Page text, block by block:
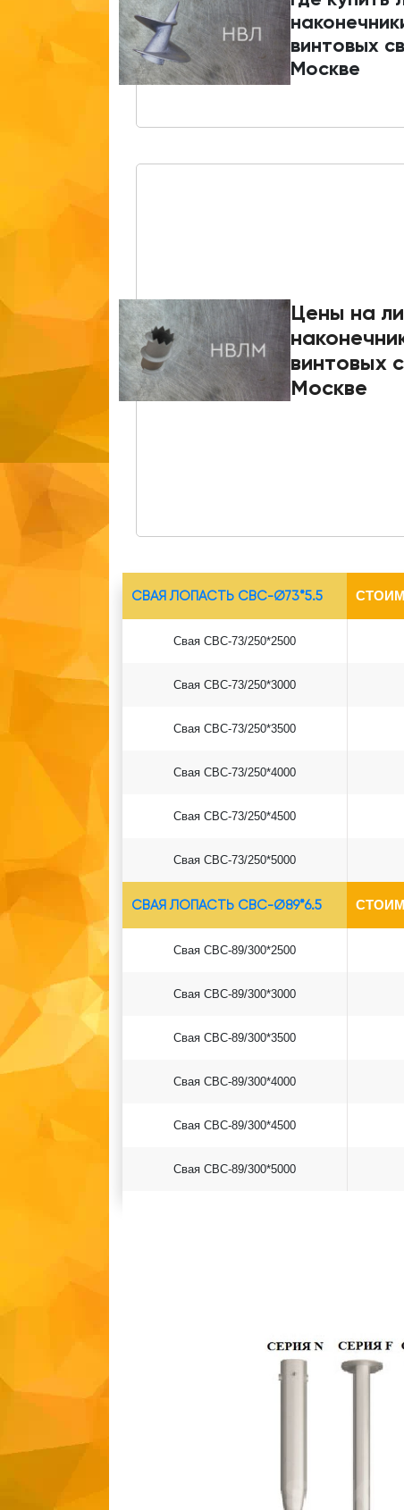
винтовых
Москве
Цены на
винтовых
Москве
СВАЯ ЛОПАСТЬ СВС-Ø73*5.5
Свая СВС-73/250*2500
Свая СВС-73/250*3000
Свая СВС-73/250*3500
Свая СВС-73/250*4000
Свая СВС-73/250*4500
Свая СВС-73/250*5000
СВАЯ ЛОПАСТЬ СВС-Ø89*6.5
Свая СВС-89/300*2500
Свая СВС-89/300*3000
Свая СВС-89/300*3500
Свая СВС-89/300*4000
Свая СВС-89/300*4500
Свая СВС-89/300*5000